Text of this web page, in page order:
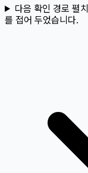
다음 확인 경로 펼
를 접어 두었습니다.